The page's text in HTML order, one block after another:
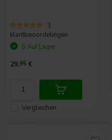
3
klantbeoordelingen
Vergleichen
5 Auf Lager
29,95 €